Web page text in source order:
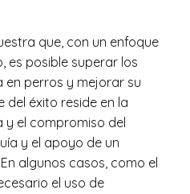
que, con un enfoque
, es posible superar los
perros y mejorar su
del éxito reside en la
y el compromiso del
y el apoyo de un
algunos casos, como el
el uso de